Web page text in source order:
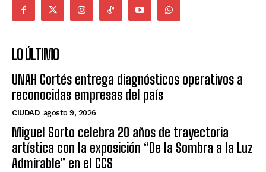
LO ÚLTIMO
UNAH Cortés entrega diagnósticos operativos a
reconocidas empresas del país
CIUDAD agosto 9, 2026
Miguel Sorto celebra 20 años de trayectoria
artística con la exposición “De la Sombra a la Luz
Admirable” en el CCS